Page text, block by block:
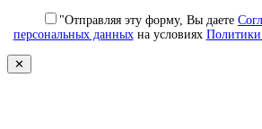
"Отправляя эту форму, Вы даете
персональных данныхна условиях Политики
✕